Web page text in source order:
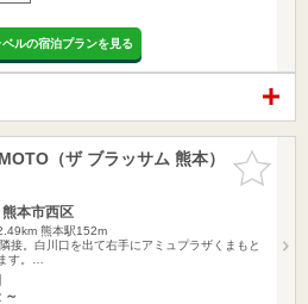
ルの宿泊プランを見る
お気に入
りに追加
（ザ ブラッサム 熊本）
本市西区
熊本駅152m
接。白川口を出て右手にアミュプラザくまもと
す。…
～